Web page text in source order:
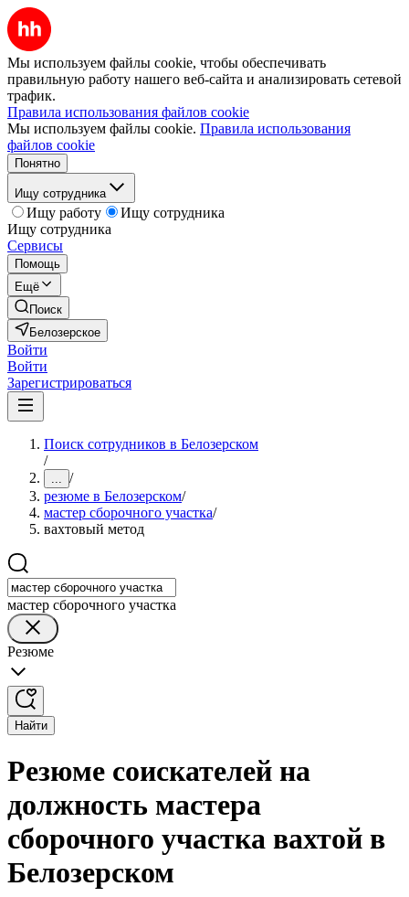
Мы используем файлы cookie, чтобы обеспечивать
правильную работу нашего веб-сайта и анализировать сетевой
трафик.
Правила использования файлов cookie
Мы используем файлы cookie. Правила использования
файлов cookie
Понятно
Ищу сотрудника
Ищу работу
Ищу сотрудника
Ищу сотрудника
Сервисы
Помощь
Ещё
Поиск
Белозерское
Войти
Войти
Зарегистрироваться
Поиск сотрудников в Белозерском
/
... /
резюме в Белозерском/
мастер сборочного участка/
вахтовый метод
мастер сборочного участка
Резюме
Найти
Резюме соискателей на
должность мастера
сборочного участка вахтой в
Белозерском